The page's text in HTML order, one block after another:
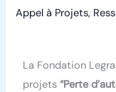
Appel à Projets,
La Fondation
projets“Perte